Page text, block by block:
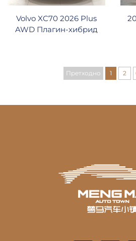
Volvo XC70 2026 Plus
AWD Плагин-хибрид
Претходно 1 2